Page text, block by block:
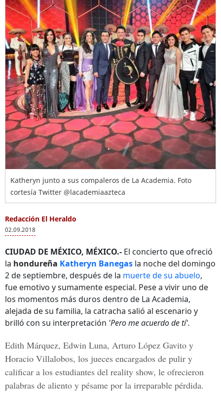
Katheryn junto a sus compaleros de La Academia. Foto
cortesía Twitter @lacademiaazteca
Redacción El Heraldo
02.09.2018
CIUDAD DE MÉXICO, MÉXICO.- El concierto que ofreció
la hondureña Katheryn Banegas la noche del domingo
2 de septiembre, después de la muerte de su abuelo,
fue emotivo y sumamente especial. Pese a vivir uno de
los momentos más duros dentro de La Academia,
alejada de su familia, la catracha salió al escenario y
brilló con su interpretación 'Pero me acuerdo de tí'.
Edith Márquez, Edwin Luna, Arturo López Gavito y
Horacio Villalobos, los jueces encargados de pulir y
calificar a los estudiantes del reality show, le ofrecieron
palabras de aliento y pésame por la irreparable pérdida.